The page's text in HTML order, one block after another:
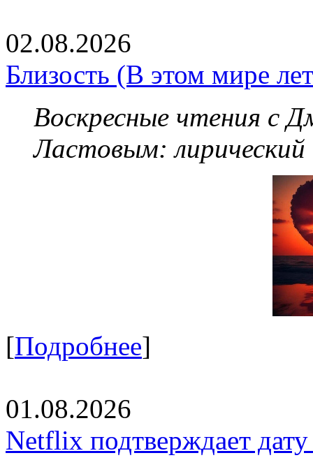
02.08.2026
Близость (В этом мире
Воскресные чтения с
Ластовым:
[Подробнее]
01.08.2026
Netflix подтверждает